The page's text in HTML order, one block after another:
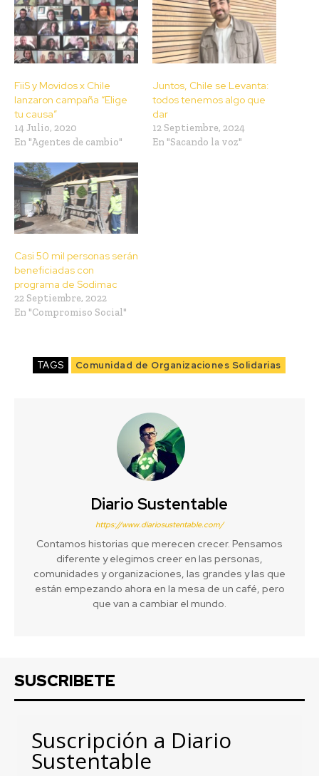
FiiS y Movidos x Chile
lanzaron campaña “Elige
tu causa”
14 Julio, 2020
En "Agentes de cambio"
Juntos, Chile se Levanta:
todos tenemos algo que
dar
12 Septiembre, 2024
En "Sacando la voz"
Casi 50 mil personas serán
beneficiadas con
programa de Sodimac
22 Septiembre, 2022
En "Compromiso Social"
TAGS Comunidad de Organizaciones Solidarias
Diario Sustentable
https://www.diariosustentable.com/
Contamos historias que merecen crecer. Pensamos
diferente y elegimos creer en las personas,
comunidades y organizaciones, las grandes y las que
están empezando ahora en la mesa de un café, pero
que van a cambiar el mundo.
SUSCRIBETE
Suscripción a Diario
Sustentable